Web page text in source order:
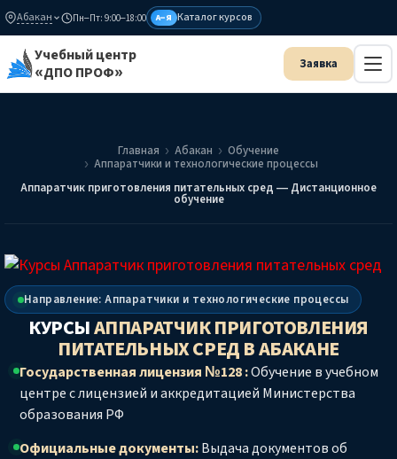
Абакан Пн–Пт: 9:00–18:00 А–Я Каталог курсов
Учебный центр
«ДПО ПРОФ»
Главная Абакан
Обучение
Аппаратчики и технологические процессы
Аппаратчик приготовления питательных сред — Дистанционное
обучение
Направление: Аппаратчики и технологические процессы
КУРСЫАППАРАТЧИК ПРИГОТОВЛЕНИЯ
ПИТАТЕЛЬНЫХ СРЕДВ АБАКАНЕ
Государственная лицензия №128 :Обучение в учебном
центре с лицензией и аккредитацией Министерства
образования РФ
Официальные документы:Выдача документов об